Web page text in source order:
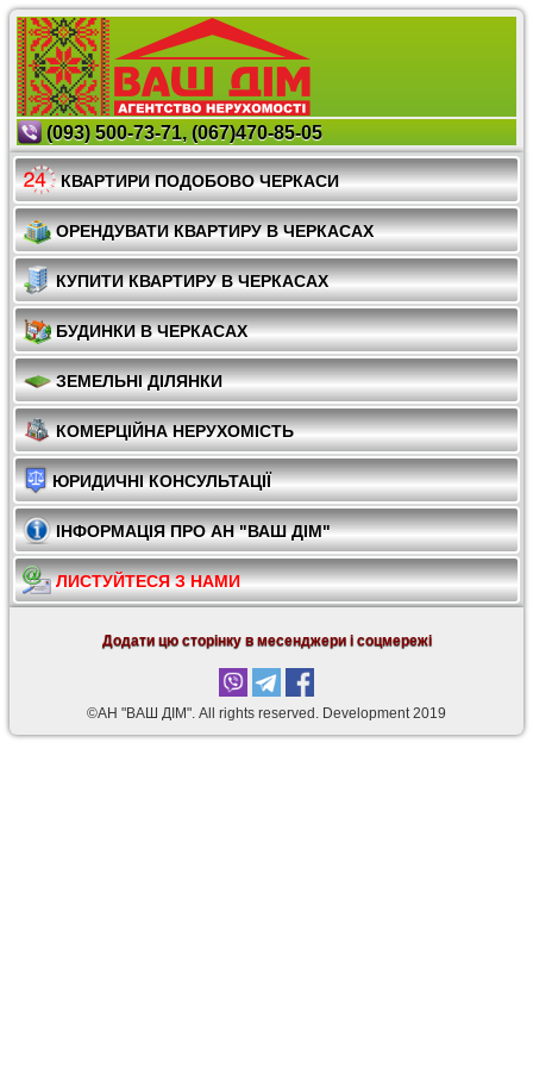
(093) 500-73-71, (067)470-85-05
КВАРТИРИ ПОДОБОВО ЧЕРКАСИ
ОРЕНДУВАТИ КВАРТИРУ В ЧЕРКАСАХ
КУПИТИ КВАРТИРУ В ЧЕРКАСАХ
БУДИНКИ В ЧЕРКАСАХ
ЗЕМЕЛЬНІ ДІЛЯНКИ
КОМЕРЦІЙНА НЕРУХОМІСТЬ
ЮРИДИЧНІ КОНСУЛЬТАЦІЇ
ІНФОРМАЦІЯ ПРО АН "ВАШ ДІМ"
ЛИСТУЙТЕСЯ З НАМИ
Додати цю сторінку в месенджери і соцмережі
©АН "ВАШ ДІМ". Аll rights reserved. Development 2019